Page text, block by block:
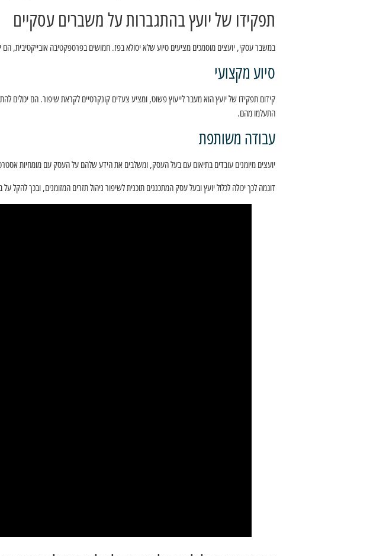
תפקידו של יועץ בהתגברות על משברים עסקיים
במשבר עסקי, יועצים מוסמכים מציעים סיוע שלא יסולא בפז. חמושים בפרספקטיבה אובייקטיבית,
סיוע מקצועי
קידום תפקידו של יועץ הוא מעבר לייעוץ פשוט, ומציע צעדים קונקרטיים לקראת שיפור. הם יכולים
התעלמו מהם.
עבודה משותפת
יועצים מיומנים עובדים בתיאום עם בעל העסק, ומשלבים את הידע שלהם על העסק עם מומחיות
דוגמה לכך יכולה לכלול יועץ ובעל עסק המתכננים תוכנית לשיפור ניהול תזרים המזומנים, ובכך